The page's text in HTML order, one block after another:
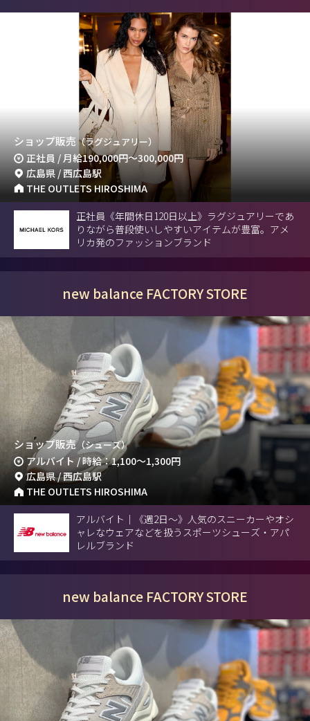
ショップ販売 （ラグジュアリー）
正社員 / 月給190,000円～300,000円
広島県 / 西広島駅
THE OUTLETS HIROSHIMA
正社員《年間休日120日以上》ラグジュアリーであ
りながら普段使いしやすいアイテムが豊富。アメ
リカ発のファッションブランド
new balance FACTORY STORE
ショップ販売（シューズ）
アルバイト / 時給：1,100～1,300円
広島県 / 西広島駅
THE OUTLETS HIROSHIMA
アルバイト｜《週2日～》人気のスニーカーやオシ
ャレなウェアなどを扱うスポーツシューズ・アパ
レルブランド
new balance FACTORY STORE